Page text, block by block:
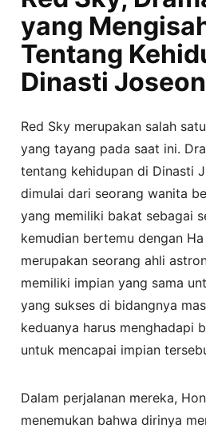
yang
Tentang
Dinasti Joseon
Red Sky merupakan salah
yang tayang pada saat ini.
tentang kehidupan di Dinasti
dimulai dari seorang wanita
yang memiliki bakat sebagai
kemudian bertemu dengan Ha
merupakan seorang ahli
memiliki impian yang sama
yang sukses di bidangnya
keduanya harus menghadapi
untuk mencapai impian
Dalam perjalanan mereka,
menemukan bahwa dirinya